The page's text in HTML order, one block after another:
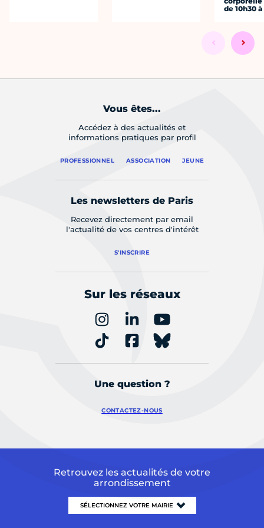
de 10h30 à
Vous êtes...
Accédez à des actualités et
informations pratiques par profil
PROFESSIONNEL ASSOCIATION JEUNE
Les newsletters de Paris
Recevez directement par email
l'actualité de vos centres d'intérêt
S'INSCRIRE
Sur les réseaux
Une question ?
CONTACTEZ-NOUS
Retrouvez les actualités de votre
arrondissement